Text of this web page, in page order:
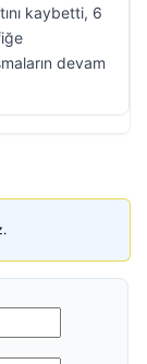
kaybetti, 6
devam